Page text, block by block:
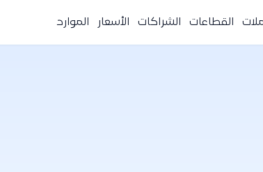
القطاعات الشراكات الأسعار الموارد